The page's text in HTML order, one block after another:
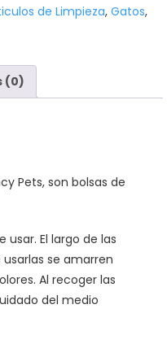
de Limpieza,Gatos,
(0)
Pets, son bolsas de
usar. El largo de las
se amarren
Al recoger las
del medio